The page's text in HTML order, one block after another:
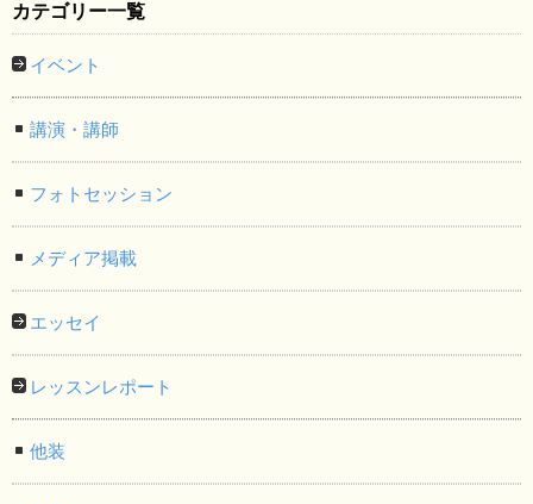
カテゴリー一覧
イベント
講演・講師
フォトセッション
メディア掲載
エッセイ
レッスンレポート
他装